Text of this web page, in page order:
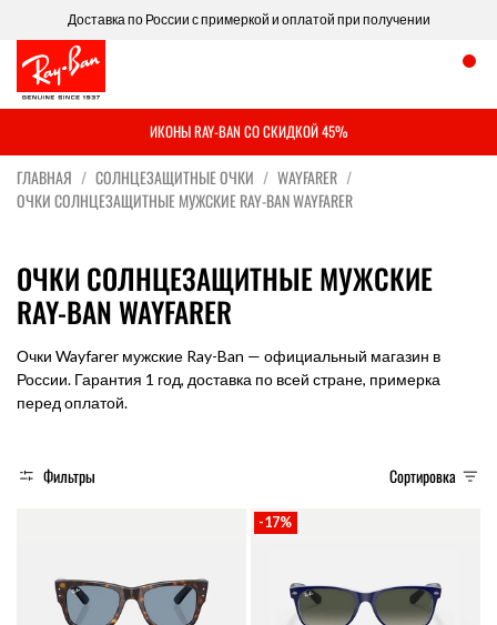
Доставка по России с примеркой и оплатой при получении
ИКОНЫ RAY-BAN СО СКИДКОЙ 45%
ГЛАВНАЯ СОЛНЦЕЗАЩИТНЫЕ ОЧКИ
WAYFARER
ОЧКИ СОЛНЦЕЗАЩИТНЫЕ МУЖСКИЕ RAY-BAN WAYFARER
ОЧКИ СОЛНЦЕЗАЩИТНЫЕ МУЖСКИЕ
RAY-BAN WAYFARER
Очки Wayfarer мужские Ray-Ban — официальный магазин в
России. Гарантия 1 год, доставка по всей стране, примерка
перед оплатой.
Фильтры Сортировка
-17%